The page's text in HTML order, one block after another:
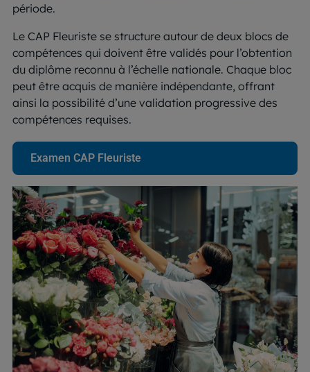
période.
Le CAP Fleuriste se structure autour de deux blocs de
compétences qui doivent être validés pour l’obtention
du diplôme reconnu à l’échelle nationale. Chaque bloc
peut être acquis de manière indépendante, offrant
ainsi la possibilité d’une validation progressive des
compétences requises.
Examen CAP Fleuriste